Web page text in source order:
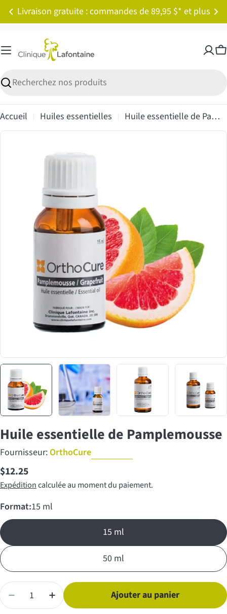
Passer
au
Livraison gratuite : commandes de 89,95 $* et plus
Recherche
Accueil Huiles essentielles Huile essentielle de Pamplemousse
Huile essentielle de Pamplemousse
Fournisseur: OrthoCure
Prix
$12.25
Expéditioncalculée au moment du paiement.
Format:15 ml
15 ml
50 ml
Quantité
Diminuer la quantité pour Huile essentielle de
Augmenter la quantité pour Huile
Ajouter au panier